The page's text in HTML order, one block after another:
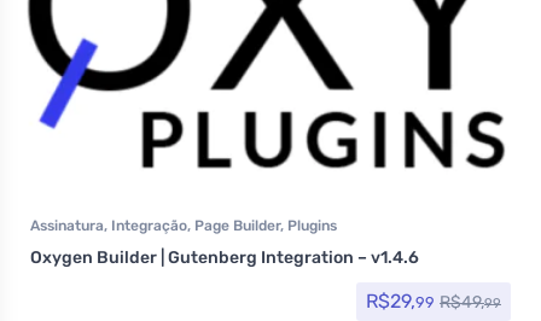
Assinatura, Integração, Page Builder, Plugins
Oxygen Builder | Gutenberg Integration – v1.4.6
R$29,99 R$49,99